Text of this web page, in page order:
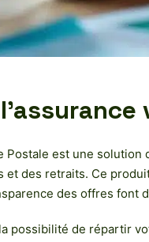
Postale est une
des retraits. Ce
des offres font
possibilité de répartir